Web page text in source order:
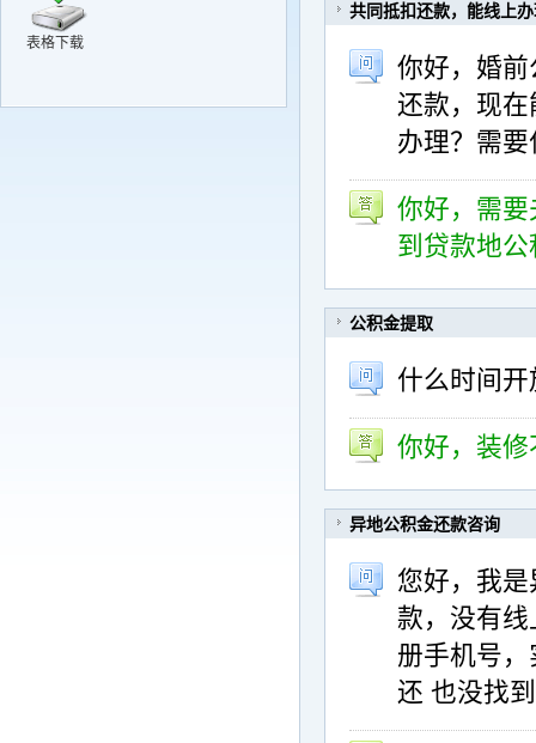
表格下载
共同抵扣还款，能线上
你好，婚
还款，现
办理？需
你好，需
到贷款地
公积金提取
什么时间
你好，装
异地公积金还款咨询
您好，我
款，没有
册手机号
还 也没找